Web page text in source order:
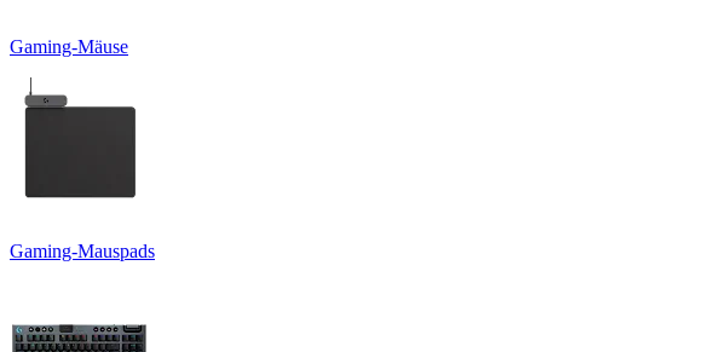
Gaming-Mäuse
Gaming-Mauspads